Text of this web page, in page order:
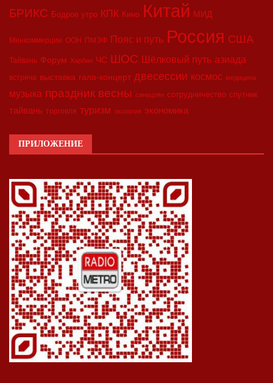
БРИКС Бодрое утро КПК Кино Китай МИД
Минкоммерции ООН ПМЭФ Пояс и путь Россия США
Тайвань Форум Харбин ЧС ШОС Шёлковый путь азиада
встреча выставка гала-концерт двесессии космос медицина
музыка праздник весны синьцзян сотрудничество спутник
тайвань торговля туризм экология экономика
ПРИЛОЖЕНИЕ